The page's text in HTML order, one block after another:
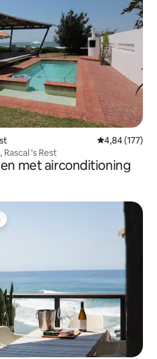
Gemiddelde
4,84 (177)
's Rest
met airconditioning